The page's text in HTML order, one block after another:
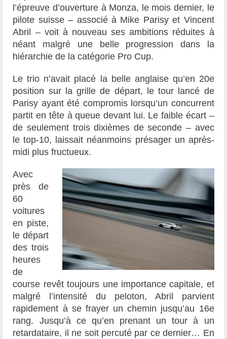
l’épreuve d’ouverture à Monza, le mois dernier, le
pilote suisse – associé à Mike Parisy et Vincent
Abril – voit à nouveau ses ambitions réduites à
néant malgré une belle progression dans la
hiérarchie de la catégorie Pro Cup.
Le trio n’avait placé la belle anglaise qu’en 20e
position sur la grille de départ, le tour lancé de
Parisy ayant été compromis lorsqu’un concurrent
partit en tête à queue devant lui. Le faible écart –
de seulement trois dixièmes de seconde – avec
le top-10, laissait néanmoins présager un après-
midi plus fructueux.
Avec
près de
60
voitures
en piste,
le départ
des trois
heures
de
course revêt toujours une importance capitale, et
malgré l’intensité du peloton, Abril parvient
rapidement à se frayer un chemin jusqu’au 16e
rang. Jusqu’à ce qu’en prenant un tour à un
retardataire, il ne soit percuté par ce dernier… En